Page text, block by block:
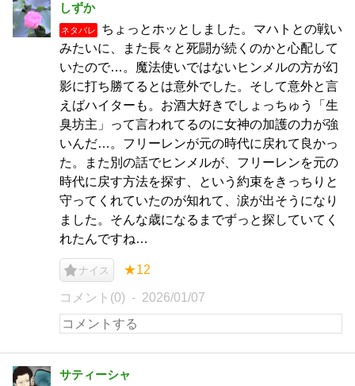
しずか
ネタバレ
ちょっとホッとしました。マハトとの戦い
みたいに、また長々と死闘が続くのかと心配して
いたので…。魔法使いではないヒンメルの方が幻
影に打ち勝てるとは意外でした。そして意外と言
えばハイターも。お酒大好きでしょっちゅう「生
臭坊主」って言われてるのに女神の加護の力が強
いんだ…。フリーレンが元の時代に戻れて良かっ
た。また別の話でヒンメルが、フリーレンを元の
時代に戻す方法を探す、という約束をきっちりと
守ってくれていたのが知れて、涙が出そうになり
ました。そんな歳になるまでずっと探していてく
れたんですね…
ナイス ★12
コメント(0) 2026/01/07
サティーシャ